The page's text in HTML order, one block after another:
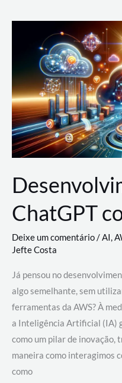
Nuvem:
Google
Cloud,
AWS
e
Azure
ChatGPT
Deixe um comentário/AI,
Jefte Costa
Já pensou no
algo semelhante, sem
ferramentas da AWS? À
a Inteligência Artificial (IA)
como um pilar de inovação,
maneira como interagimos
como